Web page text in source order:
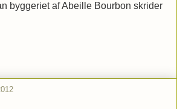
byggeriet af Abeille Bourbon skrider